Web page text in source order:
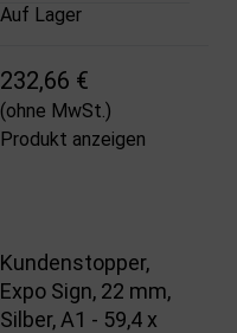
Auf Lager
232,66 €
(ohne MwSt.)
Produkt anzeigen
Kundenstopper,
Expo Sign, 22 mm,
Silber, A1 - 59,4 x